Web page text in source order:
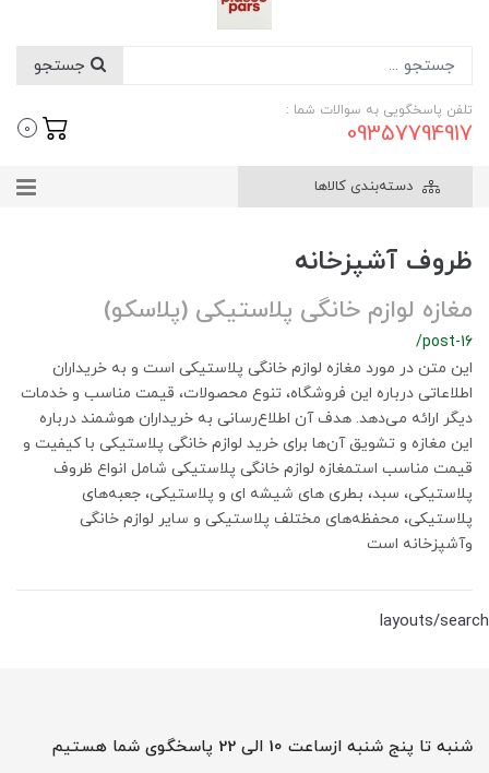
تلفن پاسخگویی به سوالات شما :
09357794917
0
دسته‌بندی کالاها
ظروف آشپزخانه
مغازه لوازم خانگی پلاستیکی (پلاسکو)
/post-16
این متن در مورد مغازه لوازم خانگی پلاستیکی است و به خریداران
اطلاعاتی درباره این فروشگاه، تنوع محصولات، قیمت مناسب و خدمات
دیگر ارائه می‌دهد. هدف آن اطلاع‌رسانی به خریداران هوشمند درباره
این مغازه و تشویق آن‌ها برای خرید لوازم خانگی پلاستیکی با کیفیت و
قیمت مناسب استمغازه لوازم خانگی پلاستیکی شامل انواع ظروف
پلاستیکی، سبد، بطری های شیشه ای و پلاستیکی، جعبه‌های
پلاستیکی، محفظه‌های مختلف پلاستیکی و سایر لوازم خانگی
وآشپزخانه است
layouts/search
شنبه تا پنج شنبه ازساعت 10 الی 22 پاسخگوی شما هستیم